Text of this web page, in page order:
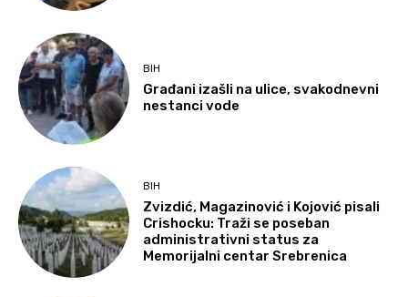
BIH
Građani izašli na ulice, svakodnevni
nestanci vode
BIH
Zvizdić, Magazinović i Kojović pisali
Crishocku: Traži se poseban
administrativni status za
Memorijalni centar Srebrenica